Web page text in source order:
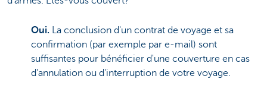
Oui. La conclusion d'un contrat de voyage et sa
confirmation (par exemple par e-mail) sont
suffisantes pour bénéficier d'une couverture en cas
d'annulation ou d'interruption de votre voyage.